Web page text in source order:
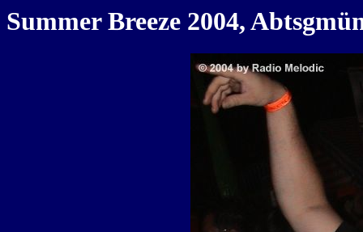
Summer Breeze 2004,